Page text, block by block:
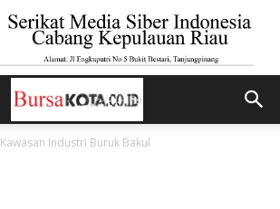
Kawasan Industri Buruk Bakul